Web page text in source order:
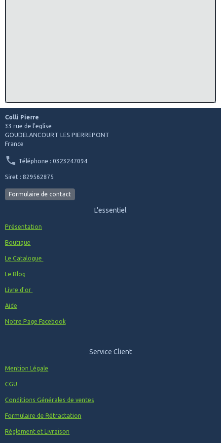
Colli Pierre
33 rue de l'eglise
GOUDELANCOURT LES PIERREPONT
France
Téléphone : 0323247094
Siret : 829562875
Formulaire de contact
L'essentiel
Présentation
Boutique
Le Catalogue
Le Blog
Livre d'or
Aide
Notre Page Facebook
Service Client
Mention Légale
CGU
Conditions Générales de ventes
Formulaire de Rétractation
Règlement et Livraison